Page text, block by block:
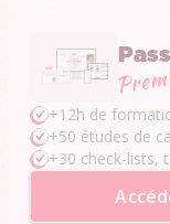
+12h de
+50 études de
+30 check-lists,